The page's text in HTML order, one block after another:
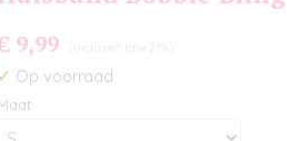
9,99 (inclusief btw 21%)
✓ Op voorraad